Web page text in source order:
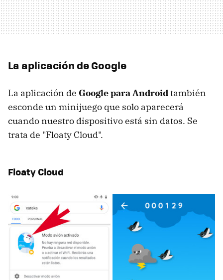
La aplicación de Google
La aplicación de Google para Androidtambién
esconde un minijuego que solo aparecerá
cuando nuestro dispositivo está sin datos. Se
trata de "Floaty Cloud".
Floaty Cloud